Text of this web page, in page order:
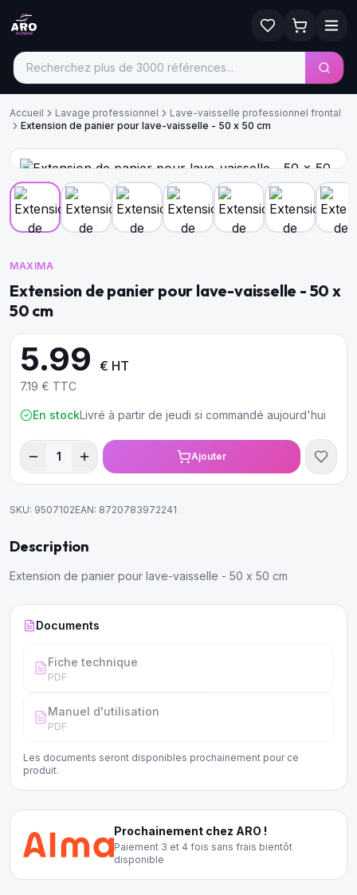
Accueil Lavage professionnel
Lave-vaisselle professionnel frontal
Extension de panier pour lave-vaisselle - 50 x 50 cm
MAXIMA
Extension de panier pour lave-vaisselle - 50 x
50 cm
5.99 € HT
7.19 € TTC
En stockLivré à partir de jeudi si commandé aujourd'hui
1 Ajouter
SKU: 9507102EAN: 8720783972241
Description
Extension de panier pour lave-vaisselle - 50 x 50 cm
Documents
Fiche technique
PDF
Manuel d'utilisation
PDF
Les documents seront disponibles prochainement pour ce
produit.
Prochainement chez ARO !
Paiement 3 et 4 fois sans frais bientôt
disponible